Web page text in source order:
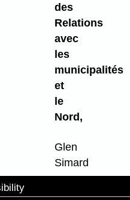
des
Relations
avec
les
municipalités
et
le
Nord,
Glen
Simard